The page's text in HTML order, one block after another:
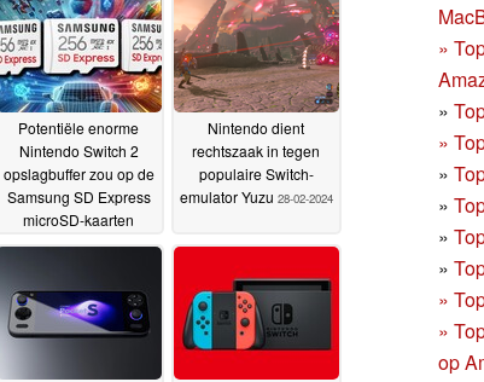
»
»
»
»
»
»
»
»
»
op
Potentiële enorme
Nintendo Switch 2
opslagbuffer zou op de
Samsung SD Express
microSD-kaarten
kunnen zitten29-02-2024
Nintendo dient
rechtszaak in tegen
populaire Switch-
emulator Yuzu 28-02-2024